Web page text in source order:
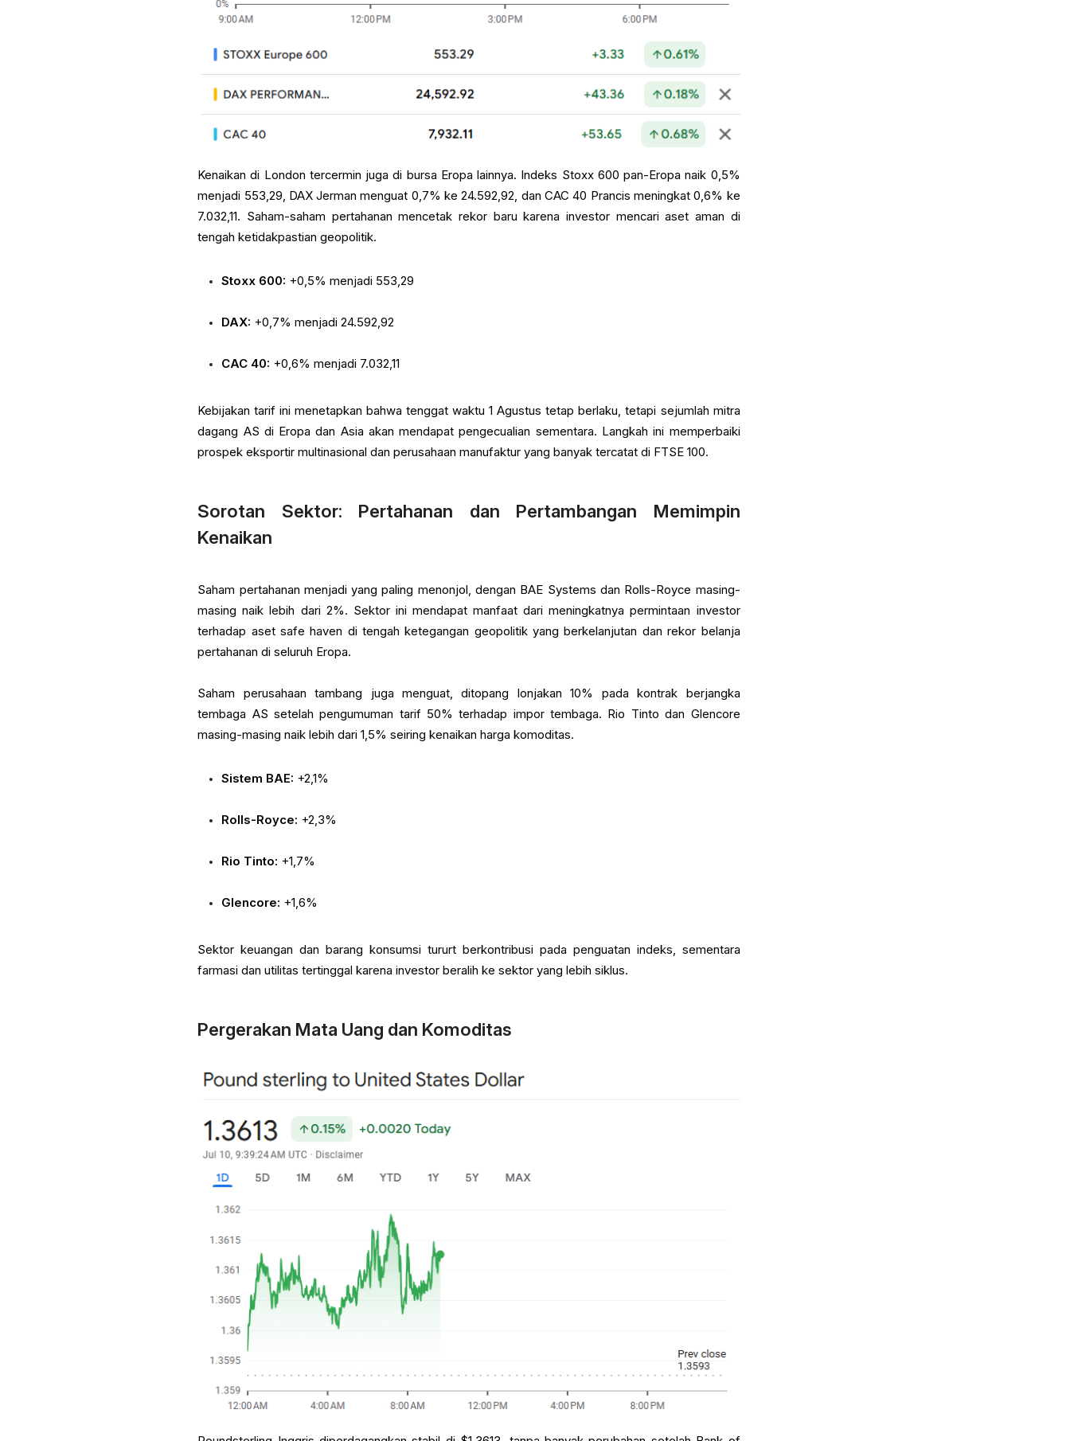
Kenaikan di London tercermin juga di bursa Eropa lainnya. Indeks Stoxx 600 pan-Eropa naik 0,5%
menjadi 553,29, DAX Jerman menguat 0,7% ke 24.592,92, dan CAC 40 Prancis meningkat 0,6% ke
7.032,11. Saham-saham pertahanan mencetak rekor baru karena investor mencari aset aman di
tengah ketidakpastian geopolitik.
Stoxx 600: +0,5% menjadi 553,29
DAX: +0,7% menjadi 24.592,92
CAC 40: +0,6% menjadi 7.032,11
Kebijakan tarif ini menetapkan bahwa tenggat waktu 1 Agustus tetap berlaku, tetapi sejumlah mitra
dagang AS di Eropa dan Asia akan mendapat pengecualian sementara. Langkah ini memperbaiki
prospek eksportir multinasional dan perusahaan manufaktur yang banyak tercatat di FTSE 100.
Sorotan Sektor: Pertahanan dan Pertambangan Memimpin
Kenaikan
Saham pertahanan menjadi yang paling menonjol, dengan BAE Systems dan Rolls-Royce masing-
masing naik lebih dari 2%. Sektor ini mendapat manfaat dari meningkatnya permintaan investor
terhadap aset safe haven di tengah ketegangan geopolitik yang berkelanjutan dan rekor belanja
pertahanan di seluruh Eropa.
Saham perusahaan tambang juga menguat, ditopang lonjakan 10% pada kontrak berjangka
tembaga AS setelah pengumuman tarif 50% terhadap impor tembaga. Rio Tinto dan Glencore
masing-masing naik lebih dari 1,5% seiring kenaikan harga komoditas.
Sistem BAE: +2,1%
Rolls-Royce: +2,3%
Rio Tinto: +1,7%
Glencore: +1,6%
Sektor keuangan dan barang konsumsi tururt berkontribusi pada penguatan indeks, sementara
farmasi dan utilitas tertinggal karena investor beralih ke sektor yang lebih siklus.
Pergerakan Mata Uang dan Komoditas